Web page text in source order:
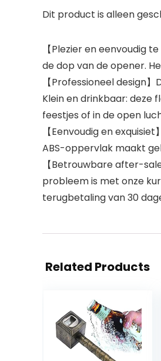
Dit product is alleen
【Plezier en eenvoudig
de dop van de opener.
【Professioneel design
Klein en drinkbaar: deze
feestjes of in de open
【Eenvoudig en
ABS-oppervlak maakt
【Betrouwbare after-
probleem is met onze
terugbetaling van 30
Related Products